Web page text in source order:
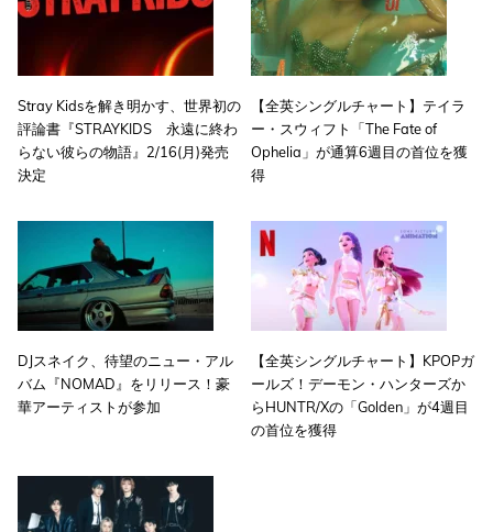
Stray Kidsを解き明かす、世界初の
評論書『STRAYKIDS 永遠に終わ
らない彼らの物語』2/16(月)発売
決定
【全英シングルチャート】テイラ
ー・スウィフト「The Fate of
Ophelia」が通算6週目の首位を獲
得
DJスネイク、待望のニュー・アル
バム『NOMAD』をリリース！豪
華アーティストが参加
【全英シングルチャート】KPOPガ
ールズ！デーモン・ハンターズか
らHUNTR/Xの「Golden」が4週目
の首位を獲得